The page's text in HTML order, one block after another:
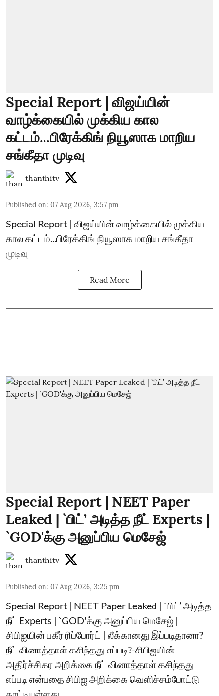
Special Report | விஜய்யின்
வாழ்க்கையில் முக்கிய கால
கட்டம்...பிரேக்கிங் நியூஸாக மாறிய
சங்கீதா முடிவு
thanthitv
Published on: 07 Aug 2026, 3:57 pm
Special Report | விஜய்யின் வாழ்க்கையில் முக்கிய
கால கட்டம்...பிரேக்கிங் நியூஸாக மாறிய சங்கீதா
முடிவு
Read More
Special Report | NEET Paper
Leaked | `பிட்’ அடித்த நீட் Experts |
`GOD'க்கு அனுப்பிய மெசேஜ்
thanthitv
Published on: 07 Aug 2026, 3:25 pm
Special Report | NEET Paper Leaked | `பிட்’ அடித்த
நீட் Experts | `GOD'க்கு அனுப்பிய மெசேஜ் |
சிபிஐயின் பகீர் ரிப்போர்ட் | லீக்கானது இப்படிதானா?
நீட் வினாத்தாள் கசிந்தது எப்படி?-சிபிஐயின்
அதிர்ச்சிகர அறிக்கை நீட் வினாத்தாள் கசிந்தது
எப்படி என்பதை சிபிஐ அறிக்கை வெளிச்சம்போட்டு
காட்டியுள்ளது